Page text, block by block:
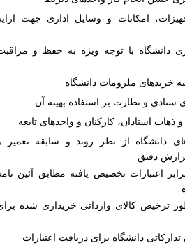
امکانات و وسایل اداری جهت ارایه
دانشگاه با توجه ویژه به حفظ و مراقبت
خریدهای ملزومات دانشگاه
و نظارت بر استفاده بهینه آن
استادان، کارکنان و واحدهای تابعه
دانشگاه از نظر روند و سابقه تعمیر و
دقیق
اعتبارات تخصیص یافته مطابق آئین نامه
ترخیص کالای وارداتی خریداری شده برای
دانشگاه برای دریافت اعتبارات